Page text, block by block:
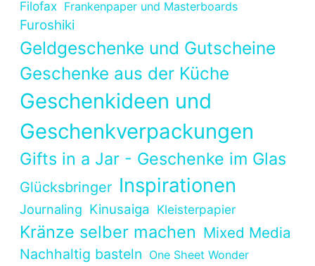
Filofax Frankenpaper und Masterboards
Furoshiki
Geldgeschenke und Gutscheine
Geschenke aus der Küche
Geschenkideen und
Geschenkverpackungen
Gifts in a Jar - Geschenke im Glas
Glücksbringer Inspirationen
Journaling Kinusaiga Kleisterpapier
Kränze selber machen Mixed Media
Nachhaltig basteln One Sheet Wonder